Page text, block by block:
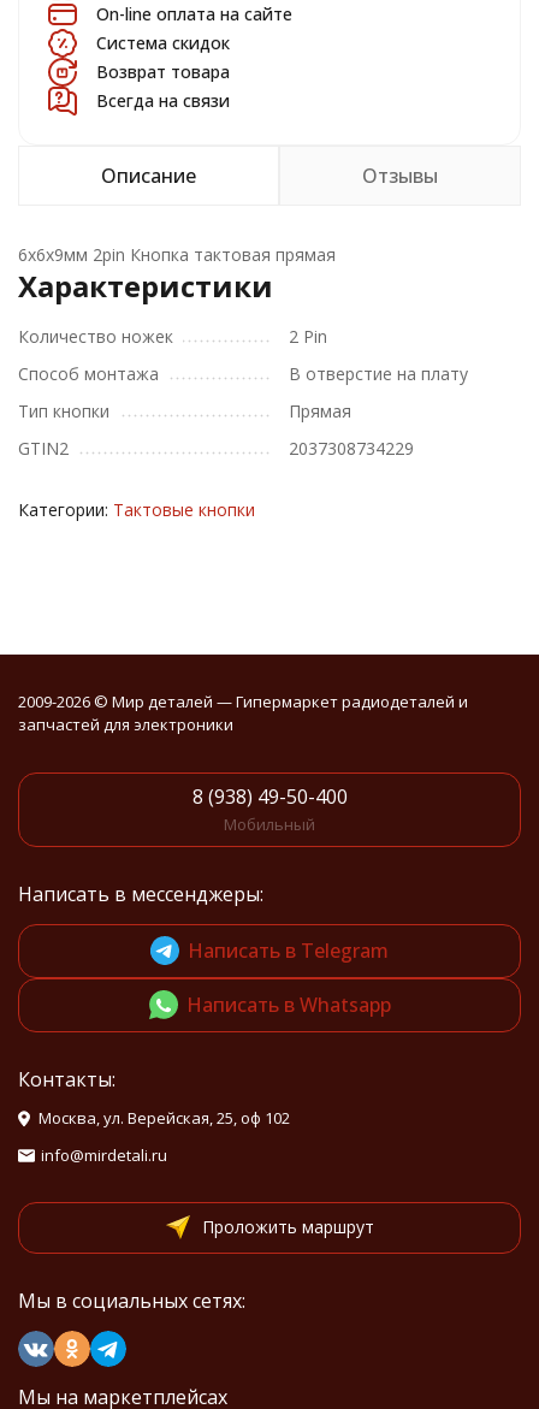
On-line оплата на сайте
Система скидок
Возврат товара
Всегда на связи
Описание Отзывы
6х6х9мм 2pin Кнопка тактовая прямая
Характеристики
Количество ножек
2 Pin
Способ монтажа
В отверстие на плату
Тип кнопки
Прямая
GTIN2
2037308734229
Категории: Тактовые кнопки
2009-2026 © Мир деталей — Гипермаркет радиодеталей и
запчастей для электроники
8 (938) 49-50-400
Мобильный
Написать в мессенджеры:
Написать в Telegram
Написать в Whatsapp
Контакты:
Москва, ул. Верейская, 25, оф 102
info@mirdetali.ru
Проложить маршрут
Мы в социальных сетях:
Мы на маркетплейсах